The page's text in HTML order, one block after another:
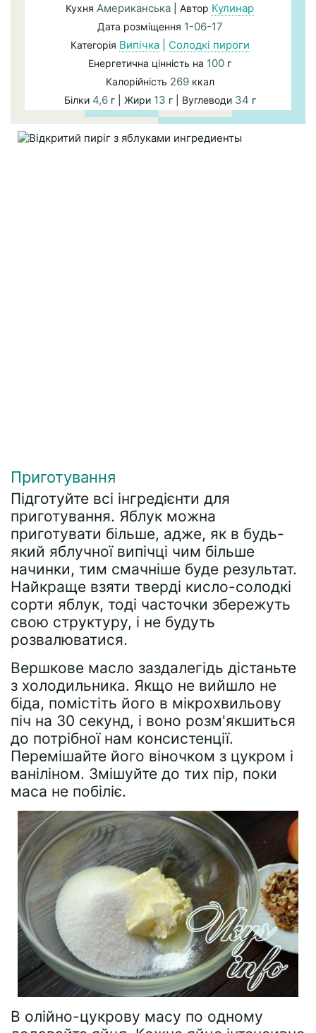
Кухня Американська | Автор Кулинар
Дата розміщення 1-06-17
Категорія Випічка| Солодкі пироги
Енергетична цінність на 100 г
Калорійність 269ккал
Білки 4,6г | Жири 13 г | Вуглеводи 34 г
Приготування
Підготуйте всі інгредієнти для
приготування. Яблук можна
приготувати більше, адже, як в будь-
який яблучної випічці чим більше
начинки, тим смачніше буде результат.
Найкраще взяти тверді кисло-солодкі
сорти яблук, тоді часточки збережуть
свою структуру, і не будуть
розвалюватися.
Вершкове масло заздалегідь дістаньте
з холодильника. Якщо не вийшло не
біда, помістіть його в мікрохвильову
піч на 30 секунд, і воно розм'якшиться
до потрібної нам консистенції.
Перемішайте його віночком з цукром і
ваніліном. Змішуйте до тих пір, поки
маса не побіліє.
В олійно-цукрову масу по одному